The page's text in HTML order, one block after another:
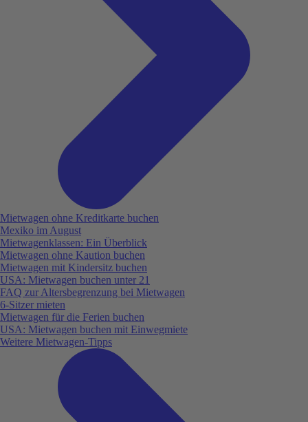
Mietwagen ohne Kreditkarte buchen
Mexiko im August
Mietwagenklassen: Ein Überblick
Mietwagen ohne Kaution buchen
Mietwagen mit Kindersitz buchen
USA: Mietwagen buchen unter 21
FAQ zur Altersbegrenzung bei Mietwagen
6-Sitzer mieten
Mietwagen für die Ferien buchen
USA: Mietwagen buchen mit Einwegmiete
Weitere Mietwagen-Tipps